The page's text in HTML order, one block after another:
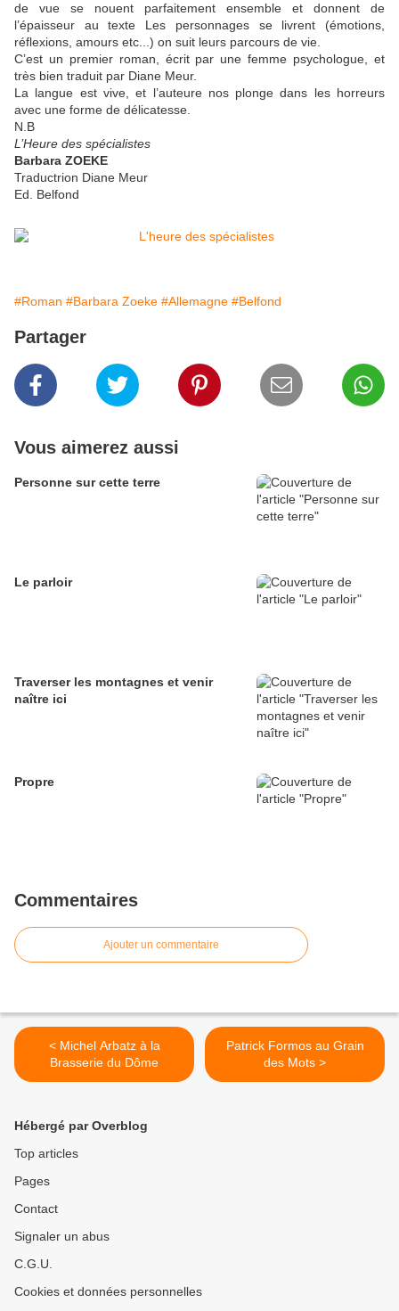
de vue se nouent parfaitement ensemble et donnent de
l’épaisseur au texte Les personnages se livrent (émotions,
réflexions, amours etc...) on suit leurs parcours de vie.
C’est un premier roman, écrit par une femme psychologue, et
très bien traduit par Diane Meur.
La langue est vive, et l’auteure nos plonge dans les horreurs
avec une forme de délicatesse.
N.B
L’Heure des spécialistes
Barbara ZOEKE
Traductrion Diane Meur
Ed. Belfond
#Roman #Barbara Zoeke #Allemagne #Belfond
Partager
Vous aimerez aussi
Personne sur cette terre
Le parloir
Traverser les montagnes et venir
naître ici
Propre
Commentaires
Ajouter un commentaire
< Michel Arbatz à la
Brasserie du Dôme
Patrick Formos au Grain
des Mots >
Hébergé par Overblog
Top articles
Pages
Contact
Signaler un abus
C.G.U.
Cookies et données personnelles